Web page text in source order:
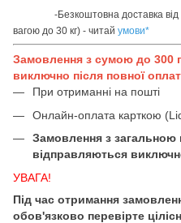
-Безкоштовна доставка
вагою до 30 кг) - читай умови*
Замовлення з сумою до 300
виключно після повної
При отриманні на пошті
Онлайн-оплата карткою
Замовлення з загальною
відправляються
УВАГА!
Під час отримання
обов'язково перевірте